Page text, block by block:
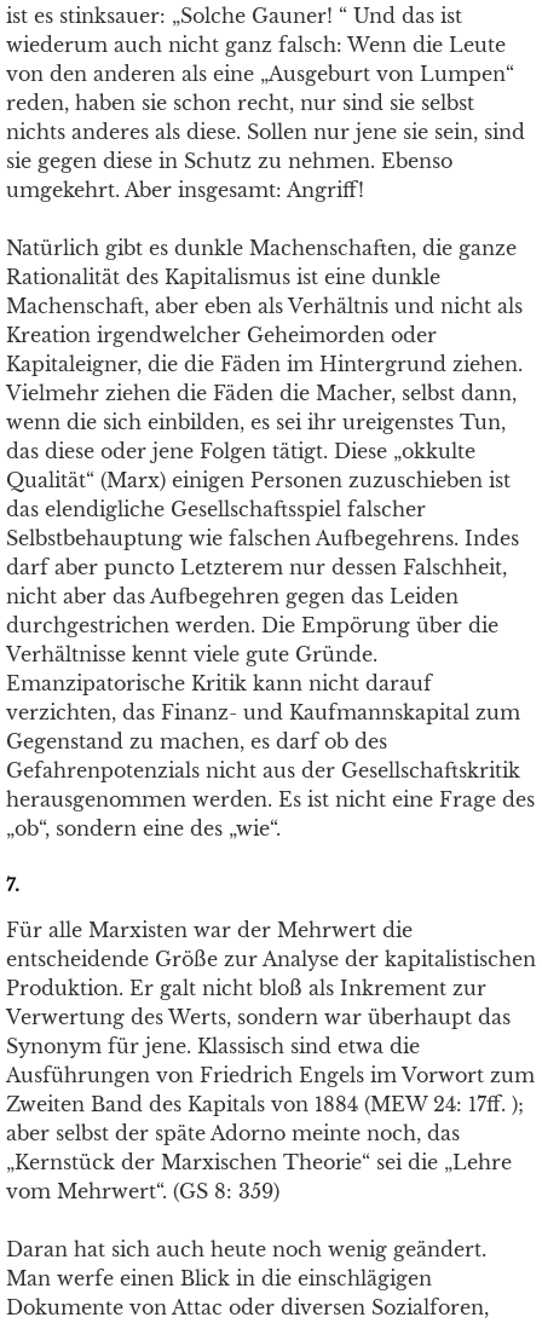
ist es stinksauer: „Solche Gauner! “ Und das ist
wiederum auch nicht ganz falsch: Wenn die Leute
von den anderen als eine „Ausgeburt von Lumpen“
reden, haben sie schon recht, nur sind sie selbst
nichts anderes als diese. Sollen nur jene sie sein, sind
sie gegen diese in Schutz zu nehmen. Ebenso
umgekehrt. Aber insgesamt: Angriff!
Natürlich gibt es dunkle Machenschaften, die ganze
Rationalität des Kapitalismus ist eine dunkle
Machenschaft, aber eben als Verhältnis und nicht als
Kreation irgendwelcher Geheimorden oder
Kapitaleigner, die die Fäden im Hintergrund ziehen.
Vielmehr ziehen die Fäden die Macher, selbst dann,
wenn die sich einbilden, es sei ihr ureigenstes Tun,
das diese oder jene Folgen tätigt. Diese „okkulte
Qualität“ (Marx) einigen Personen zuzuschieben ist
das elendigliche Gesellschaftsspiel falscher
Selbstbehauptung wie falschen Aufbegehrens. Indes
darf aber puncto Letzterem nur dessen Falschheit,
nicht aber das Aufbegehren gegen das Leiden
durchgestrichen werden. Die Empörung über die
Verhältnisse kennt viele gute Gründe.
Emanzipatorische Kritik kann nicht darauf
verzichten, das Finanz- und Kaufmannskapital zum
Gegenstand zu machen, es darf ob des
Gefahrenpotenzials nicht aus der Gesellschaftskritik
herausgenommen werden. Es ist nicht eine Frage des
„ob“, sondern eine des „wie“.
7.
Für alle Marxisten war der Mehrwert die
entscheidende Größe zur Analyse der kapitalistischen
Produktion. Er galt nicht bloß als Inkrement zur
Verwertung des Werts, sondern war überhaupt das
Synonym für jene. Klassisch sind etwa die
Ausführungen von Friedrich Engels im Vorwort zum
Zweiten Band des Kapitals von 1884 (MEW 24: 17ff. );
aber selbst der späte Adorno meinte noch, das
„Kernstück der Marxischen Theorie“ sei die „Lehre
vom Mehrwert“. (GS 8: 359)
Daran hat sich auch heute noch wenig geändert.
Man werfe einen Blick in die einschlägigen
Dokumente von Attac oder diversen Sozialforen,